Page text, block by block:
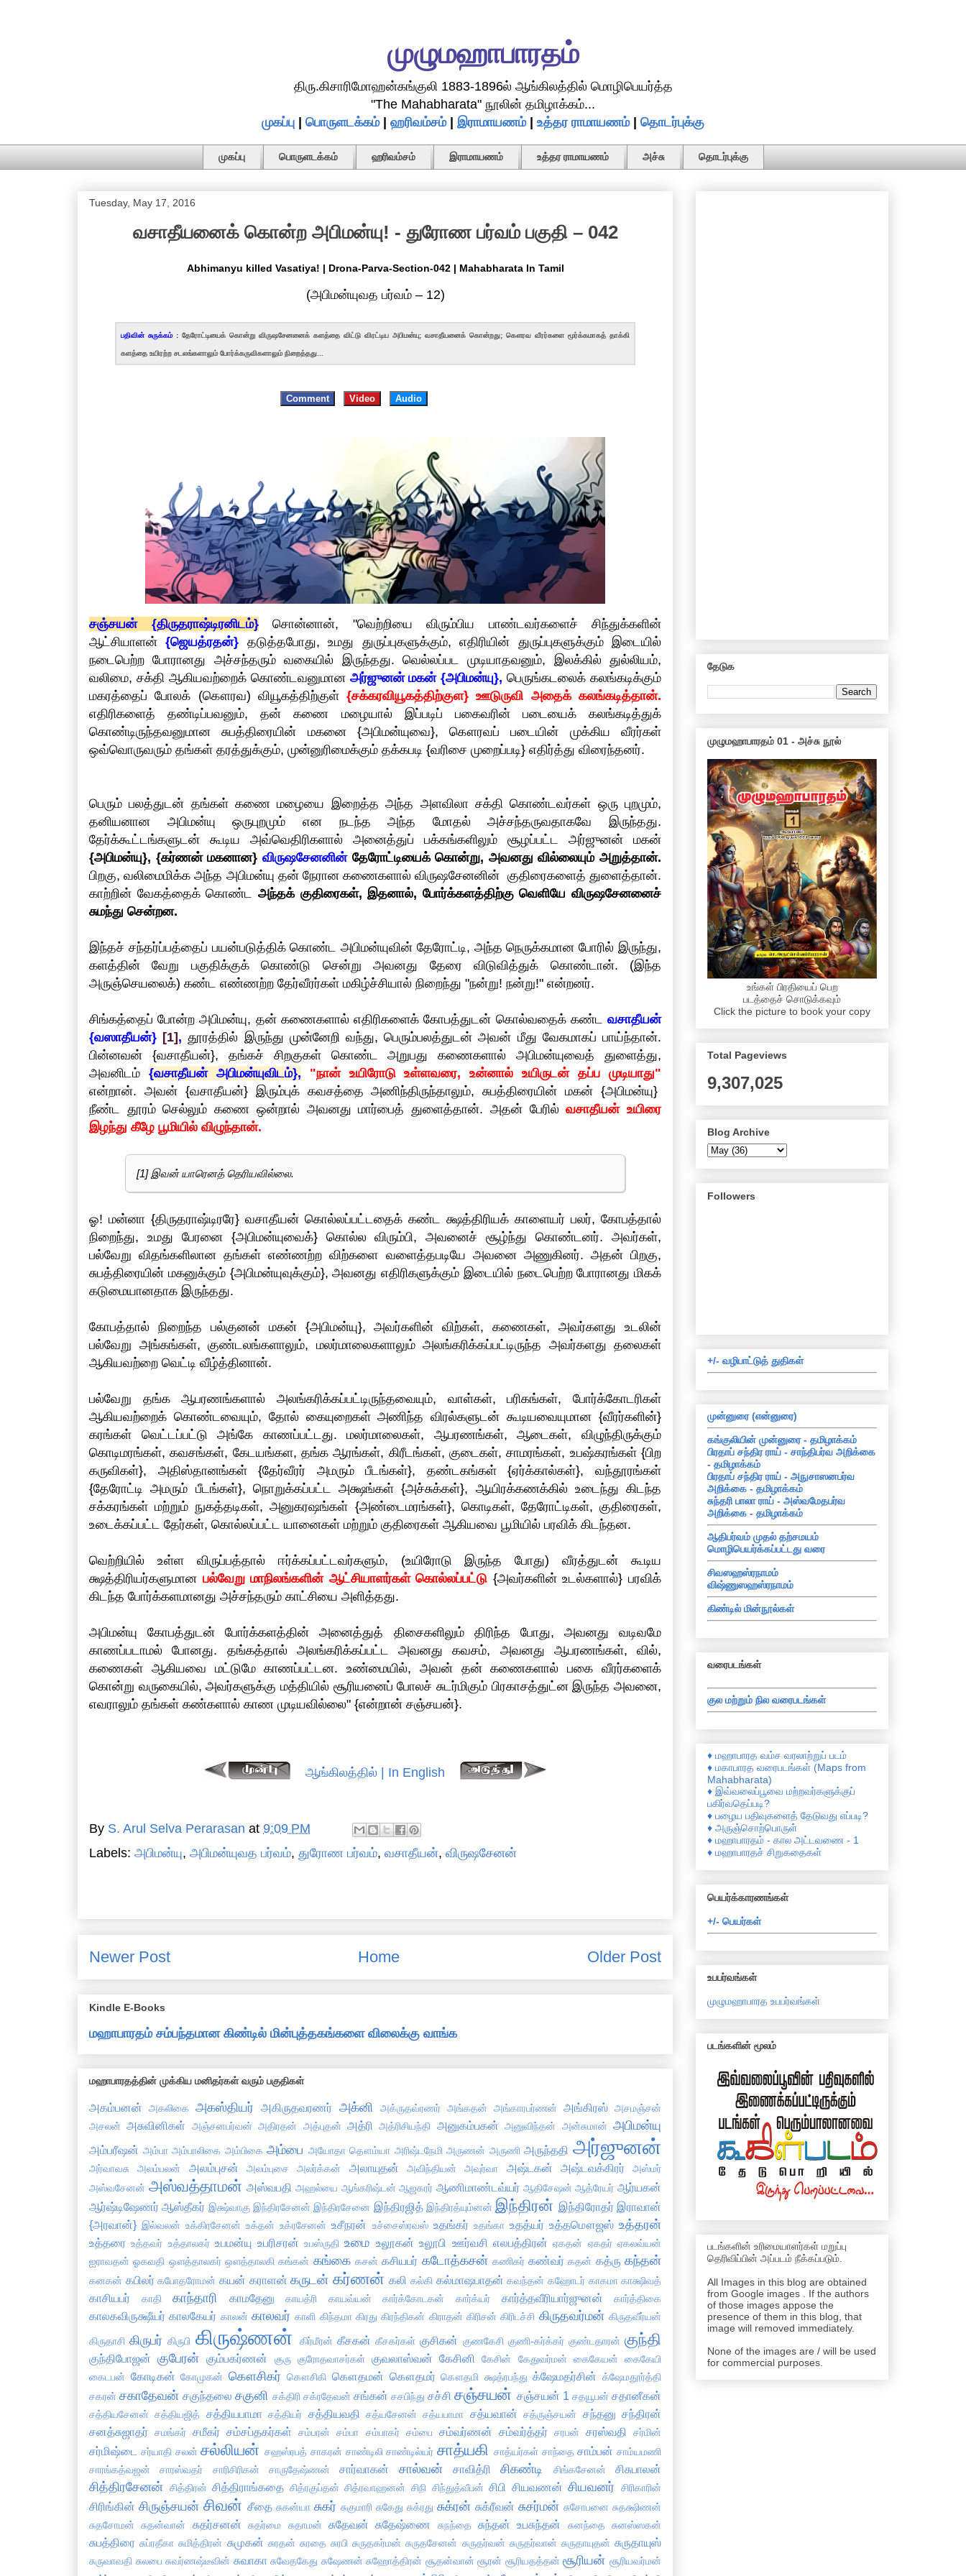
முழுமஹாபாரதம்
திரு.கிசாரிமோஹன்கங்குலி 1883-1896ல் ஆங்கிலத்தில் மொழிபெயர்த்த
"The Mahabharata" நூலின் தமிழாக்கம்...
முகப்பு
பொருளடக்கம்| ஹரிவம்சம்| இராமாயணம்| உத்தர ராமாயணம்| தொடர்புக்கு
முகப்பு பொருளடக்கம் ஹரிவம்சம் இராமாயணம் உத்தர ராமாயணம் அச்சு தொடர்புக்கு
Tuesday, May 17, 2016
வசாதீயனைக் கொன்ற அபிமன்யு! - துரோண பர்வம் பகுதி – 042
Abhimanyu killed Vasatiya! | Drona-Parva-Section-042 | Mahabharata In Tamil
(அபிமன்யுவத பர்வம் – 12)
பதிவின் சுருக்கம் : தேரோட்டியைக் கொன்று விருஷசேனனைக் களத்தை விட்டு விரட்டிய அபிமன்யு; வசாதீயனைக் கொன்றது; கௌரவ வீரர்களை மூர்க்கமாகத் தாக்கி
களத்தை உயிரற்ற சடலங்களாலும் போர்க்கருவிகளாலும் நிறைத்தது...
Comment Video Audio
சஞ்சயன் {திருதராஷ்டிரனிடம்}சொன்னான், "வெற்றியை விரும்பிய பாண்டவர்களைச் சிந்துக்களின்
ஆட்சியாளன்{ஜெயத்ரதன்} தடுத்தபோது, உமது துருப்புகளுக்கும், எதிரியின் துருப்புகளுக்கும் இடையில்
நடைபெற்ற போரானது அச்சந்தரும் வகையில் இருந்தது. வெல்லப்பட முடியாதவனும், இலக்கில் துல்லியம்,
வலிமை, சக்தி ஆகியவற்றைக் கொண்டவனுமான அர்ஜுனன் மகன் {அபிமன்யு}, பெருங்கடலைக் கலங்கடிக்கும்
மகரத்தைப் போலக் (கௌரவ) வியூகத்திற்குள்{சக்கரவியூகத்திற்குள} ஊடுருவி அதைக் கலங்கடித்தான்.
எதிரிகளைத் தண்டிப்பவனும், தன் கணை மழையால் இப்படிப் பகைவரின் படையைக் கலங்கடித்துக்
கொண்டிருந்தவனுமான சுபத்திரையின் மகனை {அபிமன்யுவை}, கௌரவப் படையின் முக்கிய வீரர்கள்
ஒவ்வொருவரும் தங்கள் தரத்துக்கும், முன்னுரிமைக்கும் தக்கபடி {வரிசை முறைப்படி} எதிர்த்து விரைந்தனர்.
பெரும் பலத்துடன் தங்கள் கணை மழையை இறைத்த அந்த அளவிலா சக்தி கொண்டவர்கள் ஒரு புறமும்,
தனியனான அபிமன்யு ஒருபுறமும் என நடந்த அந்த மோதல் அச்சந்தருவதாகவே இருந்தது.
தேர்க்கூட்டங்களுடன் கூடிய அவ்வெதிரிகளால் அனைத்துப் பக்கங்களிலும் சூழப்பட்ட அர்ஜுனன் மகன்
{அபிமன்யு}, {கர்ணன் மகனான} விருஷசேனனின்தேரோட்டியைக் கொன்று, அவனது வில்லையும் அறுத்தான்.
பிறகு, வலிமைமிக்க அந்த அபிமன்யு தன் நேரான கணைகளால் விருஷசேனனின் குதிரைகளைத் துளைத்தான்.
காற்றின் வேகத்தைக் கொண்ட அந்தக் குதிரைகள், இதனால், போர்க்களத்திற்கு வெளியே விருஷசேனனைச்
சுமந்து சென்றன.
இந்தச் சந்தர்ப்பத்தைப் பயன்படுத்திக் கொண்ட அபிமன்யுவின் தேரோட்டி, அந்த நெருக்கமான போரில் இருந்து,
களத்தின் வேறு பகுதிக்குக் கொண்டு சென்று அவனது தேரை விடுவித்துக் கொண்டான். (இந்த
அருஞ்செயலைக்) கண்ட எண்ணற்ற தேர்வீரர்கள் மகிழ்ச்சியால் நிறைந்து "நன்று! நன்று!" என்றனர்.
சிங்கத்தைப் போன்ற அபிமன்யு, தன் கணைகளால் எதிரிகளைக் கோபத்துடன் கொல்வதைக் கண்ட வசாதீயன்
{வஸாதீயன்} [1] , தூரத்தில் இருந்து முன்னேறி வந்து, பெரும்பலத்துடன் அவன் மீது வேகமாகப் பாய்ந்தான்.
பின்னவன் {வசாதீயன்}, தங்கச் சிறகுகள் கொண்ட அறுபது கணைகளால் அபிமன்யுவைத் துளைத்து,
அவனிடம் {வசாதீயன் அபிமன்யுவிடம்},
"நான் உயிரோடு உள்ளவரை, உன்னால் உயிருடன் தப்ப முடியாது"
என்றான். அவன் {வசாதீயன்} இரும்புக் கவசத்தை அணிந்திருந்தாலும், சுபத்திரையின் மகன் {அபிமன்யு}
நீண்ட தூரம் செல்லும் கணை ஒன்றால் அவனது மார்பைத் துளைத்தான். அதன் பேரில்வசாதீயன் உயிரை
இழந்து கீழே பூமியில் விழுந்தான்.
[1] இவன் யாரெனத் தெரியவில்லை.
ஓ! மன்னா {திருதராஷ்டிரரே} வசாதீயன் கொல்லப்பட்டதைக் கண்ட க்ஷத்திரியக் காளையர் பலர், கோபத்தால்
நிறைந்து, உமது பேரனை {அபிமன்யுவைக்} கொல்ல விரும்பி, அவனைச் சூழ்ந்து கொண்டனர். அவர்கள்,
பல்வேறு விதங்களிலான தங்கள் எண்ணற்ற விற்களை வளைத்தபடியே அவனை அணுகினர். அதன் பிறகு,
சுபத்திரையின் மகனுக்கும் {அபிமன்யுவுக்கும்}, அவனது எதிரிகளுக்கும் இடையில் நடைபெற்ற போரானது மிகக்
கடுமையானதாக இருந்தது.
கோபத்தால் நிறைந்த பல்குனன் மகன் {அபிமன்யு}, அவர்களின் விற்கள், கணைகள், அவர்களது உடலின்
பல்வேறு அங்கங்கள், குண்டலங்களாலும், மலர்மாலைகளாலும் அலங்கரிக்கப்பட்டிருந்த அவர்களது தலைகள்
ஆகியவற்றை வெட்டி வீழ்த்தினான்.
பல்வேறு தங்க ஆபரணங்களால் அலங்கரிக்கப்பட்டிருந்தவையும், வாள்கள், பரிகங்கள், போர்க்கோடரிகள்
ஆகியவற்றைக் கொண்டவையும், தோல் கையுறைகள் அணிந்த விரல்களுடன் கூடியவையுமான {வீரர்களின்}
கரங்கள் வெட்டப்பட்டு அங்கே காணப்பட்டது. மலர்மாலைகள், ஆபரணங்கள், ஆடைகள், விழுந்திருக்கும்
கொடிமரங்கள், கவசங்கள், கேடயங்கள, தங்க ஆரங்கள், கிரீடங்கள், குடைகள், சாமரங்கள், உபஷ்கரங்கள் {பிற
கருவிகள்}, அதிஸ்தானங்கள் {தேர்வீரர் அமரும் பீடங்கள்}, தண்டகங்கள் {ஏர்க்கால்கள்}, வந்தூரங்கள்
{தேரோட்டி அமரும் பீடங்கள்}, நொறுக்கப்பட்ட அக்ஷங்கள் {அச்சுக்கள்}, ஆயிரக்கணக்கில் உடைந்து கிடந்த
சக்கரங்கள் மற்றும் நுகத்தடிகள், அனுகரஷங்கள் {அண்டைமரங்கள்}, கொடிகள், தேரோட்டிகள், குதிரைகள்,
உடைக்கப்பட்ட தேர்கள், கொல்லப்பட்ட யானைகள் மற்றும் குதிரைகள் ஆகியவை பூமியில் பரவிக் கிடந்தன.
வெற்றியில் உள்ள விருப்பத்தால் ஈர்க்கப்பட்டவர்களும், (உயிரோடு இருந்த போது) வீரத்துடன் கூடிய
க்ஷத்திரியர்களுமான பல்வேறு மாநிலங்களின் ஆட்சியாளர்கள் கொல்லப்பட்டு {அவர்களின் உடல்களால்} பரவிக்
கிடந்த போர்க்களமானது அச்சந்தரும் காட்சியை அளித்தது.
அபிமன்யு கோபத்துடன் போர்க்களத்தின் அனைத்துத் திசைகளிலும் திரிந்த போது, அவனது வடிவமே
காணப்படாமல் போனது. தங்கத்தால் அலங்கரிக்கப்பட்ட அவனது கவசம், அவனது ஆபரணங்கள், வில்,
கணைகள் ஆகியவை மட்டுமே காணப்பட்டன. உண்மையில், அவன் தன் கணைகளால் பகை வீரர்களைக்
கொன்று வருகையில், அவர்களுக்கு மத்தியில் சூரியனைப் போலச் சுடர்மிகும் பிரகாசத்துட்ன இருந்த அவனை,
எவராலும் தங்கள் கண்களால் காண முடியவில்லை" {என்றான் சஞ்சயன்}.
ஆங்கிலத்தில் | In English
By S. Arul Selva Perarasan at 9:09 PM
Labels: அபிமன்யு, அபிமன்யுவத பர்வம், துரோண பர்வம், வசாதீயன், விருஷசேனன்
Newer Post Older Post
Home
Kindle E-Books
மஹாபாரதம் சம்பந்தமான கிண்டில் மின்புத்தகங்களை விலைக்கு வாங்க
மஹாபாரதத்தின் முக்கிய மனிதர்கள் வரும் பகுதிகள்
அகம்பனன் அகலிகை அகஸ்தியர் அகிருதவரணர் அக்னி அக்ருதவ்ரணர் அங்கதன் அங்காரபர்ணன் அங்கிரஸ் அசமஞ்சன்
அசலன் அசுவினிகள் அஞ்சனபர்வன் அதிரதன் அத்புதன் அத்ரி அத்ரிசியந்தி அனுகம்பகன் அனுவிந்தன் அன்சுமான் அபிமன்யு
அம்பரீஷன் அம்பா அம்பாலிகை அம்பிகை அம்பை அயோதா தௌம்யா அரிஷ்டநேமி அருணன் அருணி அருந்ததி அர்ஜுனன்
அர்வாவசு அலம்பலன் அலம்புசன் அலம்புசை அலர்க்கன் அலாயுதன் அவிந்தியன் அவுர்வா அஷ்டகன் அஷ்டவக்கிரர்
அஸ்மர்
அஸ்வசேனன் அஸ்வத்தாமன் அஸ்வபதி அஹல்யை ஆங்கரிஷ்டன் ஆஜகரர் ஆணிமாண்டவ்யர் ஆதிசேஷன் ஆத்ரேயர் ஆர்யகன்
ஆர்ஷ்டிஷேணர் ஆஸ்தீகர் இக்ஷ்வாகு இந்திரசேனன் இந்திரசேனை இந்திரஜித் இந்திரத்யும்னன் இந்திரன் இந்திரோதர் இராவான்
{அரவான்} இல்வலன் உக்கிரசேனன் உக்தன் உக்ரசேனன் உசீநரன் உச்சைஸ்ரவஸ் உதங்கர் உதங்கா உதத்யர் உத்தமௌஜஸ் உத்தரன்
உத்தரை உத்தவர் உத்தாலகர் உபமன்யு உபரிசரன் உபஸ்ருதி உமை உலூகன் உலூபி ஊர்வசி எலபத்திரன் ஏகதன் ஏகதர் ஏகலவ்யன்
ஐராவதன் ஓகவதி ஔத்தாலகர் ஔத்தாலகி கங்கன் கங்கை கசன் கசியபர் கடோத்கசன் கணிகர் கண்வர் கதன் கத்ரு கந்தன்
கனகன் கபிலர் கபோதரோமன் கயன் கராளன் கருடன் கர்ணன் கலி கல்கி கல்மாஷபாதன் கவந்தன் கஹோடர் காகமா காக்ஷிவத்
காசியபர் காதி காந்தாரி காமதேனு காயத்ரி காயவ்யன் கார்க்கோடகன் கார்க்யர் கார்த்தவீரியார்ஜுனன் கார்த்திகை
காலகவிருக்ஷீயர் காலகேயர் காலன் காலவர் காளி கிந்தமா கிரது கிரந்திகன் கிராதன் கிரிசன் கிரிடச்சி கிருதவர்மன் கிருதவீர்யன்
கிருதாசி கிருபர் கிருபி கிருஷ்ணன் கிர்மீரன் கீசகன் கீசகர்கள் குசிகன் குணகேசி குணி-கர்க்கர் குண்டதாரன் குந்தி
குந்திபோஜன் குபேரன் கும்பகர்ணன் குரு குரோதவாசர்கள் குவலாஸ்வன் கேசினி கேசின் கேதுவர்மன் கைகேயன்
கைகேயி
கைடபன் கோடிகன் கோமுகன் கௌசிகர் கௌசிகி கௌதமன் கௌதமர் கௌதமி க்ஷத்ரபந்து க்ஷேமதர்சின் க்ஷேமதூர்த்தி
சகரன் சகாதேவன் சகுந்தலை சகுனி சக்திரி சக்ரதேவன் சங்கன் சசபிந்து சச்சி சஞ்சயன் சஞ்சயன் 1 சதயூபன் சதானீகன்
சத்தியசேனன் சத்தியஜித் சத்தியபாமா சத்தியர் சத்தியவதி சத்யசேனன் சத்யபாமா சத்யவான் சத்ருஞ்சயன் சந்தனு சந்திரன்
சனத்சுஜாதர் சமங்கர் சமீகர் சம்சப்தகர்கள் சம்பரன் சம்பா சம்பாகர் சம்பை சம்வர்ணன் சம்வர்த்தர் சரபன் சரஸ்வதி சர்மின்
சர்மிஷ்டை சர்யாதி சலன் சல்லியன் சஹஸ்ரபத் சாகரன் சாண்டிலி சாண்டில்யர் சாத்யகி சாத்யர்கள் சாந்தை சாம்பன் சாம்யமணி
சாரங்கத்வஜன்
சாரஸ்வதர் சாரிசிரிகன் சாருதேஷ்ணன் சார்வாகன் சால்வன் சாவித்ரி சிகண்டி சிங்கசேனன் சிசுபாலன்
சித்திரசேனன் சித்திரன் சித்திராங்கதை சித்ரகுப்தன் சித்ரவாஹனன் சிநி சிந்துத்வீபன் சிபி சியவணன் சியவனர் சிரிகாரின்
சிரிங்கின் சிருஞ்சயன் சிவன் சீதை சுகன்யா சுகர் சுகுமாரி சுகேது சுக்ரது சுக்ரன் சுக்ரீவன் சுசர்மன் சுசோபனை சுதக்ஷிணன்
சுதசோமன்
சுதன்வான் சுதர்சனன் சுதர்மை சுதாமன் சுதேவன் சுதேஷ்ணை சுநந்தை சுந்தன் உபசுந்தன் சுனந்தை சுனஸ்ஸகன்
சுபத்திரை சுப்ரதீகா சுமித்திரன் சுமுகன் சுரதன் சுரதை சுரபி சுருதகர்மன் சுருதசேனன் சுருதர்வன் சுருதர்வான் சுருதாயுதன் சுருதாயுஸ்
சுருவாவதி சுலபை சுவர்ணஷ்டீவின் சுவாகா சுவேதகேது சுஷேணன் சுஹோத்திரன் சூதன்வான் சூரன் சூரியதத்தன் சூரியன் சூரியவர்மன்
தேடுக
முழுமஹாபாரதம் 01 - அச்சு நூல்
உங்கள் பிரதியைப் பெற
படத்தைச் சொடுக்கவும்
Click the picture to book your copy
Total Pageviews
9,307,025
Blog Archive
Followers
+/- வழிபாட்டுத் துதிகள்
முன்னுரை (என்னுரை)
கங்குலியின் முன்னுரை - தமிழாக்கம்
பிரதாப் சந்திர ராய் - சாந்திபர்வ அறிக்கை
- தமிழாக்கம்
பிரதாப் சந்திர ராய் - அநுசாஸனபர்வ
அறிக்கை - தமிழாக்கம்
சுந்தரி பாலா ராய் - அஸ்வமேதபர்வ
அறிக்கை - தமிழாக்கம்
ஆதிபர்வம் முதல் தற்சமயம்
மொழிபெயர்க்கப்பட்டது வரை
சிவஸஹஸ்ரநாமம்
விஷ்ணுஸஹஸ்ரநாமம்
கிண்டில் மின்நூல்கள்
வரைபடங்கள்
குல மற்றும் நில வரைபடங்கள்
♦ மஹாபாரத வம்ச வரலாற்றுப் படம்
♦ மகாபாரத வரைபடங்கள் (Maps from
Mahabharata)
♦ இவ்வலைப்பூவை மற்றவர்களுக்குப்
பகிர்வதெப்படி?
♦ பழைய பதிவுகளைத் தேடுவது எப்படி?
♦ அருஞ்சொற்பொருள்
♦ மஹாபாரதம் - கால அட்டவணை - 1
♦ மஹாபாரதச் சிறுகதைகள்
பெயர்க்காரணங்கள்
+/- பெயர்கள்
உபபர்வங்கள்
முழுமஹாபாரத உபபர்வங்கள்
படங்களின் மூலம்
படங்களின் உரிமையாளர்கள் மறுப்பு
தெரிவிப்பின் அப்படம் நீக்கப்படும்.
All Images in this blog are obtained
from Google images . If the authors
of those images appose the
presence of them in this blog, that
image will removed immediately.
None of the images are / will be used
for commercial purposes.